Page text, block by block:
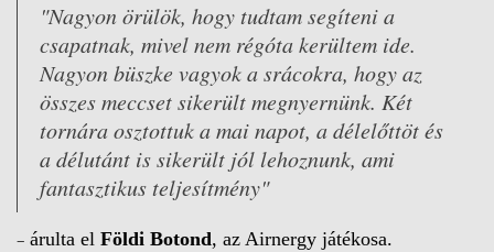
"Nagyon örülök, hogy tudtam segíteni a
csapatnak, mivel nem régóta kerültem ide.
Nagyon büszke vagyok a srácokra, hogy az
összes meccset sikerült megnyernünk. Két
tornára osztottuk a mai napot, a délelőttöt és
a délutánt is sikerült jól lehoznunk, ami
fantasztikus teljesítmény"
– árulta el Földi Botond, az Airnergy játékosa.